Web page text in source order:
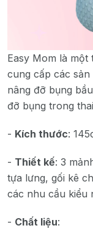
Easy Mom là một
cung cấp các
nâng đỡ bụng
đỡ bụng trong
- Kích thước:
- Thiết kế: 3
tựa lưng, gối kê
các nhu cầu kiểu
- Chất liệu: